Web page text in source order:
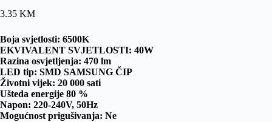
3.35 KM
Boja svjetlosti: 6500K
EKVIVALENT SVJETLOSTI: 40W
Razina osvjetljenja: 470 lm
LED tip: SMD SAMSUNG ČIP
Životni vijek: 20 000 sati
Ušteda energije 80 %
Napon: 220-240V, 50Hz
Mogućnost prigušivanja: Ne